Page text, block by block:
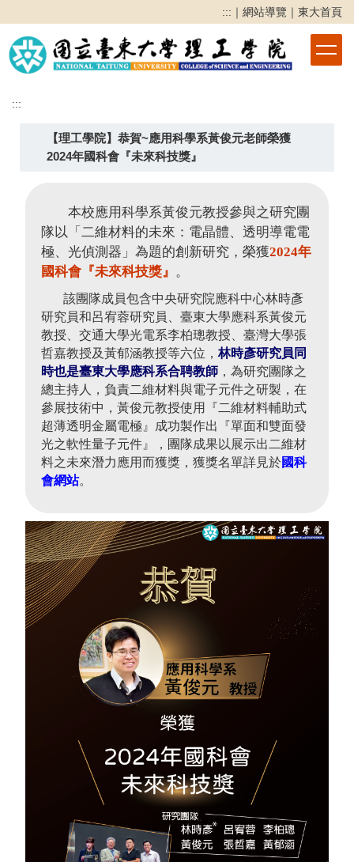
到
主
要
區
::: ｜ 網站導覽 ｜ 東大首頁
:::
【理工學院】恭賀~應用科學系黃俊元老師榮獲
2024年國科會『未來科技獎』
本校應用科學系黃俊元教授參與之研究團
隊以「二維材料的未來：電晶體、透明導電電
極、光偵測器」為題的創新研究，榮獲2024年
國科會『未來科技獎』 。
該團隊成員包含中央研究院應科中心林時彥
研究員和呂宥蓉研究員、臺東大學應科系黃俊元
教授、交通大學光電系李柏璁教授、臺灣大學張
哲嘉教授及黃郁涵教授等六位，林時彥研究員同
時也是臺東大學應科系合聘教師 ，為研究團隊之
總主持人，負責二維材料與電子元件之研製，在
參展技術中，黃俊元教授使用『二維材料輔助式
超薄透明金屬電極』成功製作出『單面和雙面發
光之軟性量子元件』，團隊成果以展示出二維材
料之未來潛力應用而獲獎，獲獎名單詳見於國科
會網站。